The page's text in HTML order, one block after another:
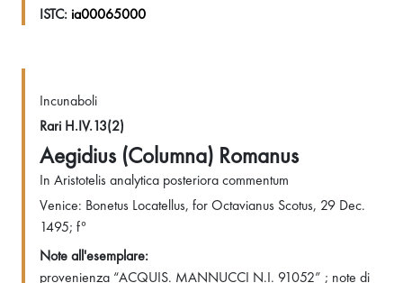
ISTC: ia00065000
Incunaboli
Rari H.IV.13(2)
Aegidius (Columna) Romanus
In Aristotelis analytica posteriora commentum
Venice: Bonetus Locatellus, for Octavianus Scotus, 29 Dec.
1495; f°
Note all'esemplare:
provenienza “ACQUIS. MANNUCCI N.I. 91052” ; note di